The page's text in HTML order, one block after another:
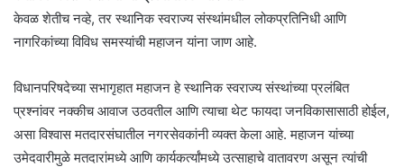
केवळ शेतीच नव्हे, तर स्थानिक स्वराज्य संस्थांमधील लोकप्रतिनिधी आणि
नागरिकांच्या विविध समस्यांची महाजन यांना जाण आहे.
विधानपरिषदेच्या सभागृहात महाजन हे स्थानिक स्वराज्य संस्थांच्या प्रलंबित
प्रश्नांवर नक्कीच आवाज उठवतील आणि त्याचा थेट फायदा जनविकासासाठी होईल,
असा विश्वास मतदारसंघातील नगरसेवकांनी व्यक्त केला आहे. महाजन यांच्या
उमेदवारीमुळे मतदारांमध्ये आणि कार्यकर्त्यांमध्ये उत्साहाचे वातावरण असून त्यांची